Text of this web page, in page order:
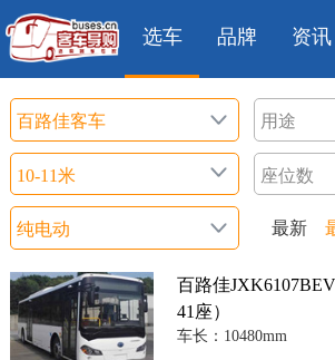
选车 品牌 资讯
最新
百路佳
41座）
车长：10480mm